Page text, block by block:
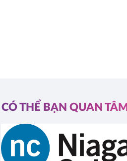
CÓ THỂ BẠN QUAN TÂM